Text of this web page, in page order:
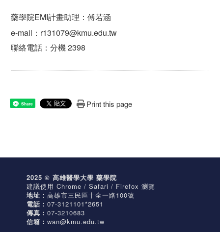
藥學院EMI計畫助理：傅若涵
e-mail：r131079@kmu.edu.tw
聯絡電話：分機 2398
Share Print this page
2025 © 高雄醫學大學 藥學院
建議使用 Chrome / Safari / Firefox 瀏覽
地址： 高雄市三民區十全一路100號
電話： 07-3121101*2651
傳真： 07-3210683
信箱： wan@kmu.edu.tw